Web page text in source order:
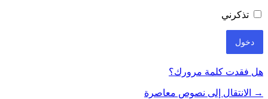
تذكرني
هل فقدت كلمة مرورك؟
→ الانتقال إلى نصوص معاصرة